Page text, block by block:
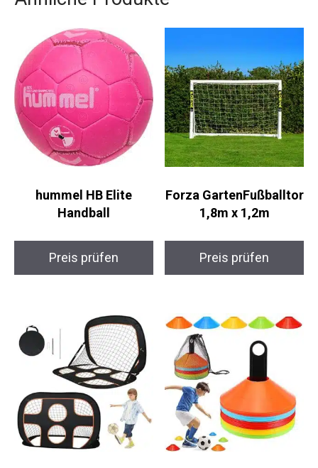
Handball
Preis prüfen
GartenFußballtor 1,8m
x 1,2m
Preis prüfen